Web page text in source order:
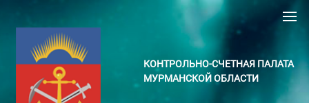
КОНТРОЛЬНО-СЧЕТНАЯ ПАЛАТА
МУРМАНСКОЙ ОБЛАСТИ